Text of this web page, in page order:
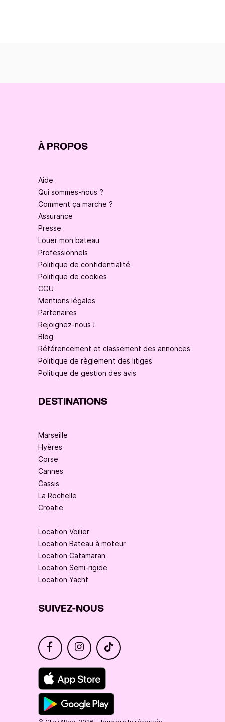
À PROPOS
Aide
Qui sommes-nous ?
Comment ça marche ?
Assurance
Presse
Louer mon bateau
Professionnels
Politique de confidentialité
Politique de cookies
CGU
Mentions légales
Partenaires
Rejoignez-nous !
Blog
Référencement et classement des annonces
Politique de règlement des litiges
Politique de gestion des avis
DESTINATIONS
Marseille
Hyères
Corse
Cannes
Cassis
La Rochelle
Croatie
Location Voilier
Location Bateau à moteur
Location Catamaran
Location Semi-rigide
Location Yacht
SUIVEZ-NOUS